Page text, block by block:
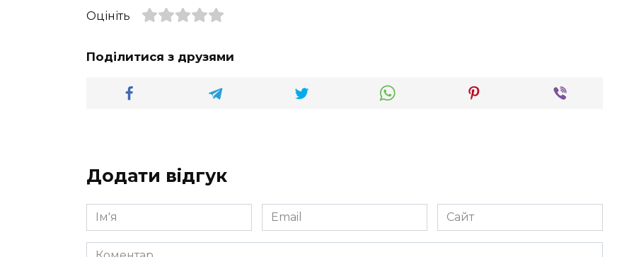
Оцініть
Поділитися з друзями
Додати відгук
Ім'я
*
Email
*
Сайт
Коментар